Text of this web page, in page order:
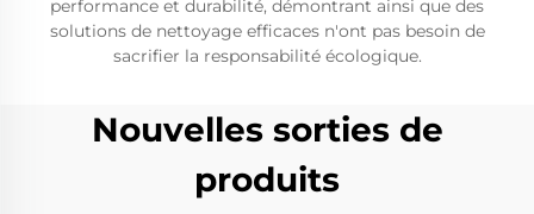
performance et durabilité, démontrant ainsi que des
solutions de nettoyage efficaces n'ont pas besoin de
sacrifier la responsabilité écologique.
Nouvelles sorties de
produits